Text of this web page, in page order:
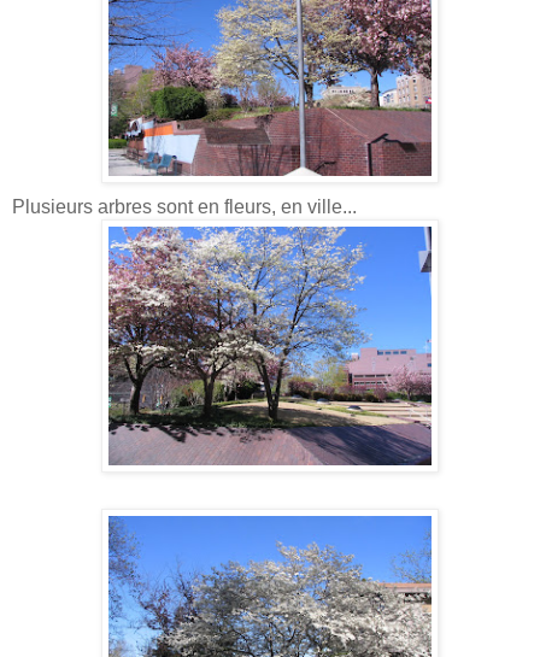
Plusieurs arbres sont en fleurs, en ville...